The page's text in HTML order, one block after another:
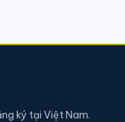
ký tại Việt Nam.